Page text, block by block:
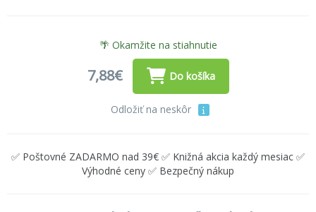
🌴 Okamžite na stiahnutie
7,88€ Do košíka
Odložiť na neskôr
✅ Poštovné ZADARMO nad 39€ ✅ Knižná akcia každý mesiac ✅
Výhodné ceny ✅ Bezpečný nákup